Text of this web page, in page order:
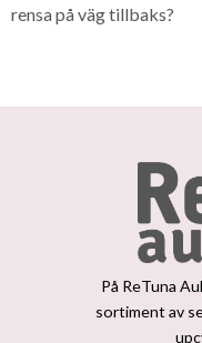
rensa på väg tillbaks?
På ReTuna
sortiment av